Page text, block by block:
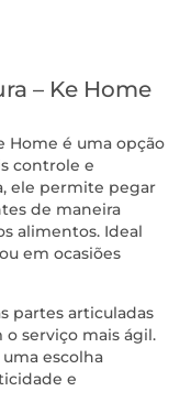
– Ke Home
Home é uma opção
controle e
ele permite pegar
de maneira
alimentos. Ideal
em ocasiões
partes articuladas
serviço mais ágil.
escolha
e